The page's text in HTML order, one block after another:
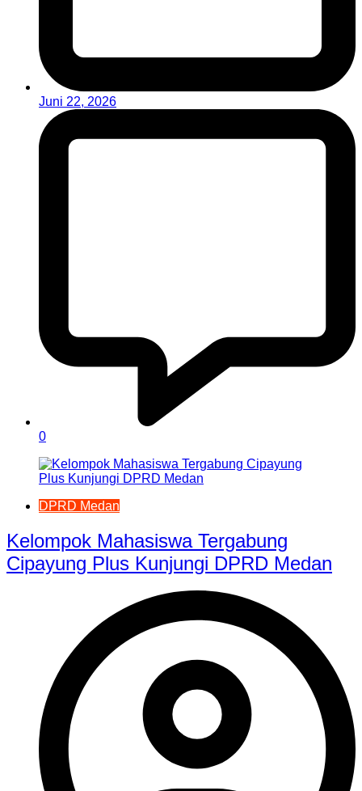
Juni 22, 2026
0
DPRD Medan
Kelompok Mahasiswa Tergabung
Cipayung Plus Kunjungi DPRD Medan